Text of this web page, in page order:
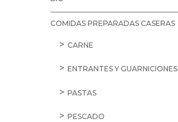
COMIDAS PREPARADAS CASERAS
CARNE
ENTRANTES Y GUARNICIONES
PASTAS
PESCADO